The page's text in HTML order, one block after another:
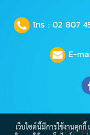
โทร : 02 807
E-
©
เว็บไซต์นี้มีการใช้งานคุก